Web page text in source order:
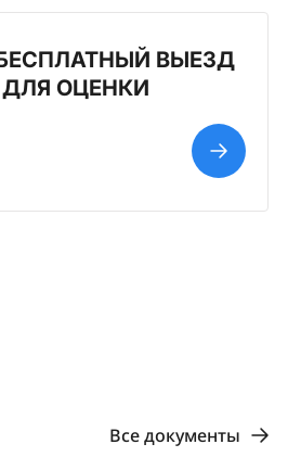
ВЫЕЗД
ОЦЕНКИ
Все документы